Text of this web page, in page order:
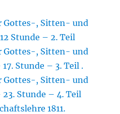
Gottes-, Sitten- und
Stunde – 2. Teil
Gottes-, Sitten- und
Stunde – 3. Teil .
Gottes-, Sitten- und
23. Stunde – 4. Teil
1811.